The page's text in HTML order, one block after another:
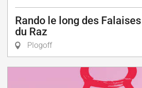
Rando le long des
du Raz
Plogoff